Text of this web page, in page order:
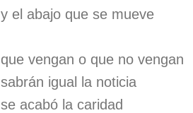
y el abajo que se mueve
que vengan o que no vengan
sabrán igual la noticia
se acabó la caridad